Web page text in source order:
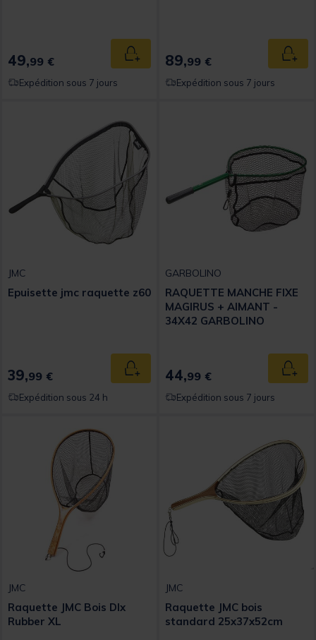
49,99 € Ajouter au panier
Expédition sous 7 jours
89,99 €
Expédition sous 7 jours
JMC
Epuisette jmc raquette z60
39,99 € Ajouter au panier
Expédition sous 24 h
GARBOLINO
RAQUETTE MANCHE FIXE
MAGIRUS + AIMANT -
34X42 GARBOLINO
44,99 €
Expédition sous 7 jours
JMC
Raquette JMC Bois Dlx
Rubber XL
JMC
Raquette JMC bois
standard 25x37x52cm